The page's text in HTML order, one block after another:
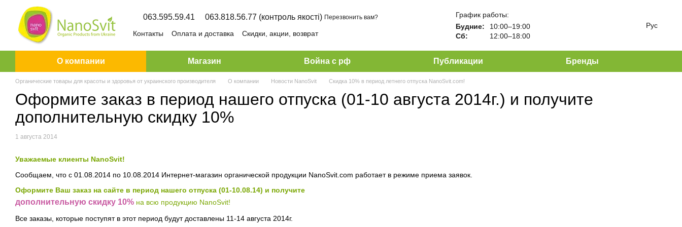
Перейти к основному контенту
063.595.59.41 063.818.56.77 (контроль якості) Перезвонить вам?
Контакты Оплата и доставка Скидки, акции, возврат
График работы:
Будние:
10:00–19:00
Сб:
12:00–18:00
Рус
О компании Магазин Война с рф Публикации Бренды
Органические товары для красоты и здоровья от украинского производителя О компании Новости NanoSvit Скидка 10% в период летнего отпуска NanoSvit.com!
Оформите заказ в период нашего отпуска (01-10 августа 2014г.) и получите
дополнительную скидку 10%
1 августа 2014
Уважаемые клиенты NanoSvit!
Сообщаем, что с 01.08.2014 по 10.08.2014 Интернет-магазин органической продукции NanoSvit.com работает в режиме приема заявок.
Оформите Ваш заказ на сайте в период нашего отпуска (01-10.08.14) и получите
дополнительную скидку 10% на всю продукцию NanoSvit!
Все заказы, которые поступят в этот период будут доставлены 11-14 августа 2014г.